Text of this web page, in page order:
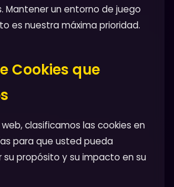
Mantener un entorno de juego
es nuestra máxima prioridad.
Cookies que
clasificamos las cookies en
para que usted pueda
propósito y su impacto en su